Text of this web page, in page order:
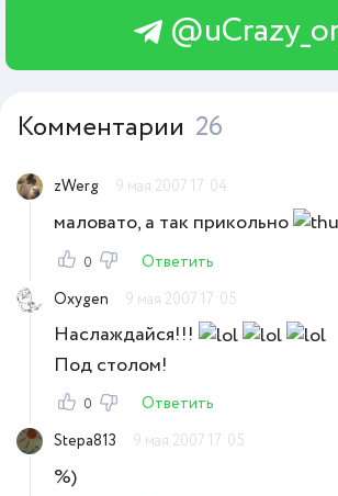
Комментарии 26
zWerg 9 мая 2007 17:04
маловато, а так прикольно
0
Ответить
Oxygen
9 мая 2007 17:05
Наслаждайся!!!
Под столом!
0
Ответить
Stepa813
9 мая 2007 17:05
%)